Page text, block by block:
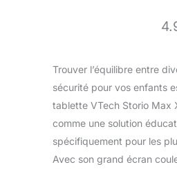
Trouver l’équilibre entre
sécurité pour vos enfants
tablette VTech Storio Max
comme une solution
spécifiquement pour les
Avec son grand écran